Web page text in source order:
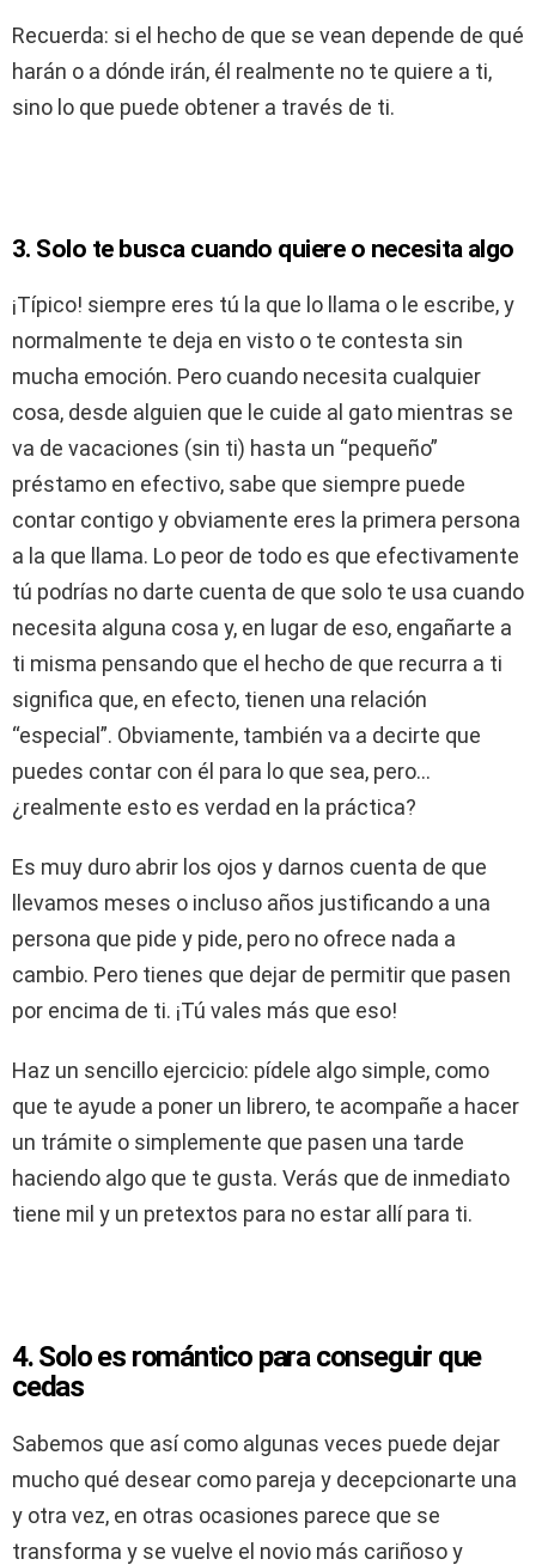
Recuerda: si el hecho de que se vean depende de qué
harán o a dónde irán, él realmente no te quiere a ti,
sino lo que puede obtener a través de ti.
3. Solo te busca cuando quiere o necesita algo
¡Típico! siempre eres tú la que lo llama o le escribe, y
normalmente te deja en visto o te contesta sin
mucha emoción. Pero cuando necesita cualquier
cosa, desde alguien que le cuide al gato mientras se
va de vacaciones (sin ti) hasta un “pequeño”
préstamo en efectivo, sabe que siempre puede
contar contigo y obviamente eres la primera persona
a la que llama. Lo peor de todo es que efectivamente
tú podrías no darte cuenta de que solo te usa cuando
necesita alguna cosa y, en lugar de eso, engañarte a
ti misma pensando que el hecho de que recurra a ti
significa que, en efecto, tienen una relación
“especial”. Obviamente, también va a decirte que
puedes contar con él para lo que sea, pero…
¿realmente esto es verdad en la práctica?
Es muy duro abrir los ojos y darnos cuenta de que
llevamos meses o incluso años justificando a una
persona que pide y pide, pero no ofrece nada a
cambio. Pero tienes que dejar de permitir que pasen
por encima de ti. ¡Tú vales más que eso!
Haz un sencillo ejercicio: pídele algo simple, como
que te ayude a poner un librero, te acompañe a hacer
un trámite o simplemente que pasen una tarde
haciendo algo que te gusta. Verás que de inmediato
tiene mil y un pretextos para no estar allí para ti.
4. Solo es romántico para conseguir que
cedas
Sabemos que así como algunas veces puede dejar
mucho qué desear como pareja y decepcionarte una
y otra vez, en otras ocasiones parece que se
transforma y se vuelve el novio más cariñoso y